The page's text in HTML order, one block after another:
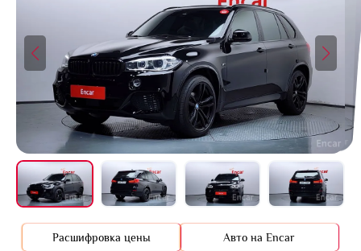
Расшифровка цены Авто на Encar